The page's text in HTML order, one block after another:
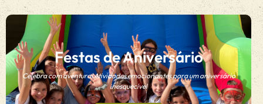
Festas de Aniversário
Celebra com aventura! Atividades emocionantes para um aniversário
inesquecível